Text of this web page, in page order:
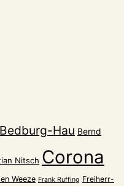
Bedburg-Hau Bernd
Nitsch Corona
Weeze Frank Ruffing Freiherr-